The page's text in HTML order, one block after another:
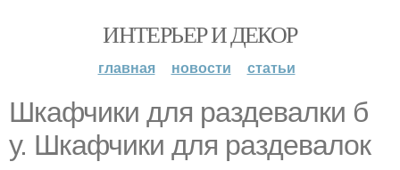
ИНТЕРЬЕР И ДЕКОР
главная новости статьи
Шкафчики для раздевалки б
у. Шкафчики для раздевалок